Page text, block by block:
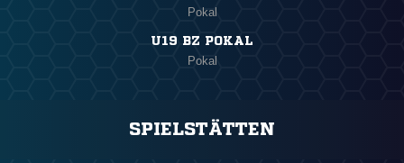
Pokal
U19 BZ POKAL
Pokal
SPIELSTÄTTEN